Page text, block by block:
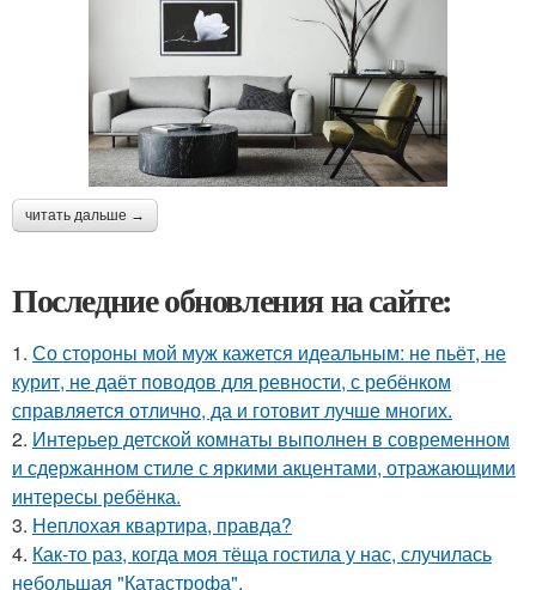
читать дальше →
Последние обновления на сайте:
1. Со стороны мой муж кажется идеальным: не пьёт, не
курит, не даёт поводов для ревности, с ребёнком
справляется отлично, да и готовит лучше многих.
2. Интерьер детской комнаты выполнен в современном
и сдержанном стиле с яркими акцентами, отражающими
интересы ребёнка.
3. Неплохая квартира, правда?
4. Как-то раз, когда моя тёща гостила у нас, случилась
небольшая "Катастрофа".